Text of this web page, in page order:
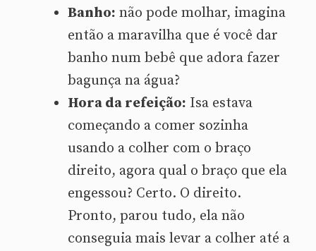
Banho: não pode molhar, imagina
então a maravilha que é você dar
banho num bebê que adora fazer
bagunça na água?
Hora da refeição: Isa estava
começando a comer sozinha
usando a colher com o braço
direito, agora qual o braço que ela
engessou? Certo. O direito.
Pronto, parou tudo, ela não
conseguia mais levar a colher até a